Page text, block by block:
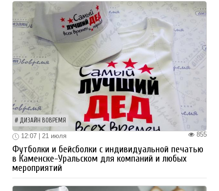
ДИЗАЙН ВОВРЕМЯ
855
12:07 | 21 июля
Футболки и бейсболки с индивидуальной печатью
в Каменске-Уральском для компаний и любых
мероприятий